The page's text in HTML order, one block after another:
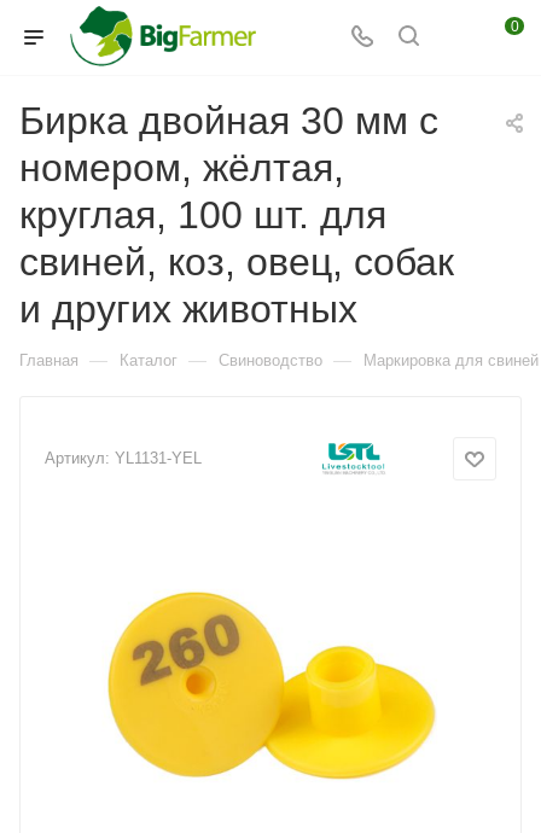
0
Бирка двойная 30 мм с
номером, жёлтая,
круглая, 100 шт. для
свиней, коз, овец, собак
и других животных
Главная — Каталог — Свиноводство — Маркировка для
Артикул: YL1131-YEL